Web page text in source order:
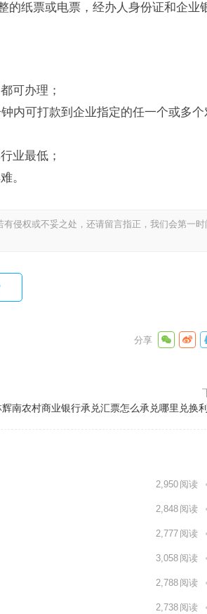
的纸票或电票，经办人身份证和企业
可办理；
内可打款到企业指定的任一个或多个
业最低；
。
侵权或不妥之处，还请留言指正，我们会第一时
辉南农村商业银行承兑汇票怎么承兑哪里兑换
2,950 阅读
2,848 阅读
2,777 阅读
3,058 阅读
2,788 阅读
2,738 阅读